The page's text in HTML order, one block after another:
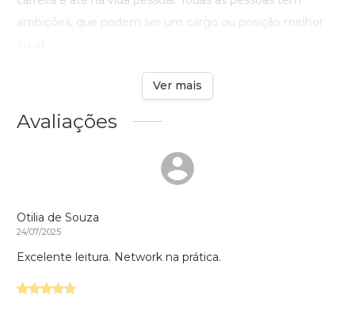
ambições, que podem ser um cargo ou posição melhor
Ver mais
Avaliações
Otilia de Souza
24/07/2025
Excelente leitura. Network na prática.